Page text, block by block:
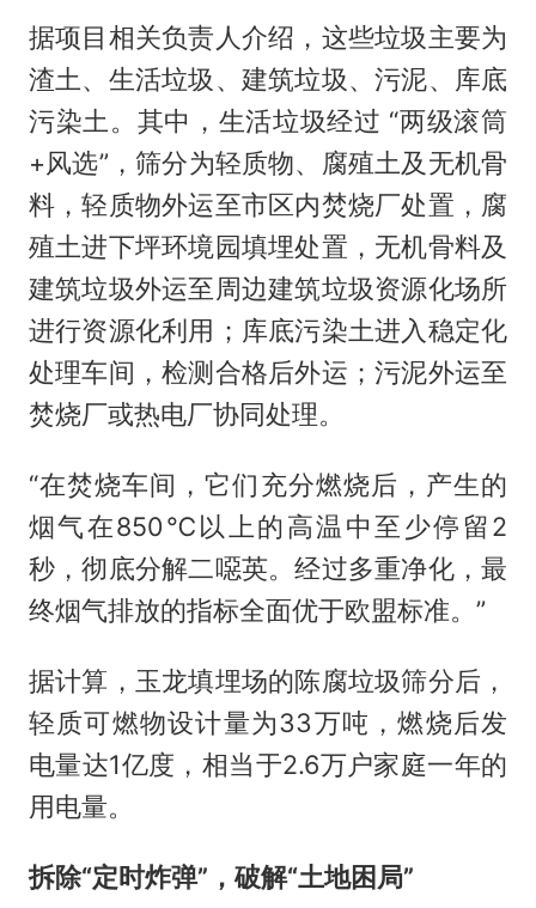
据项目相关负责人介绍，这些垃圾主要为
渣土、生活垃圾、建筑垃圾、污泥、库底
污染土。其中，生活垃圾经过 “两级滚筒
+风选”，筛分为轻质物、腐殖土及无机骨
料，轻质物外运至市区内焚烧厂处置，腐
殖土进下坪环境园填埋处置，无机骨料及
建筑垃圾外运至周边建筑垃圾资源化场所
进行资源化利用；库底污染土进入稳定化
处理车间，检测合格后外运；污泥外运至
焚烧厂或热电厂协同处理。
“在焚烧车间，它们充分燃烧后，产生的
烟气在850℃以上的高温中至少停留2
秒，彻底分解二噁英。经过多重净化，最
终烟气排放的指标全面优于欧盟标准。”
据计算，玉龙填埋场的陈腐垃圾筛分后，
轻质可燃物设计量为33万吨，燃烧后发
电量达1亿度，相当于2.6万户家庭一年的
用电量。
拆除“定时炸弹”，破解“土地困局”